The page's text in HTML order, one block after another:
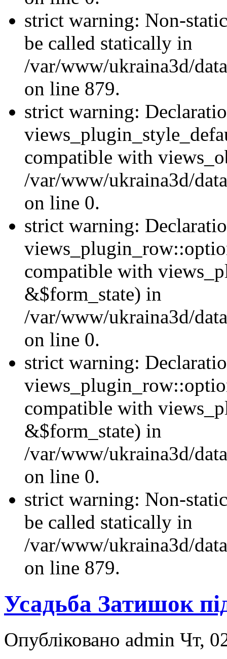
strict warning: Non-
be called statically in
/var/www/ukraina3d/
on line 879.
strict warning:
compatible with
/var/www/ukraina3d/
on line 0.
strict warning:
compatible with
&$form_state) in
/var/www/ukraina3d/
on line 0.
strict warning:
compatible with
&$form_state) in
/var/www/ukraina3d/
on line 0.
strict warning: Non-
be called statically in
/var/www/ukraina3d/
on line 879.
Усадьба Затишок
Опубліковано admin Чт,